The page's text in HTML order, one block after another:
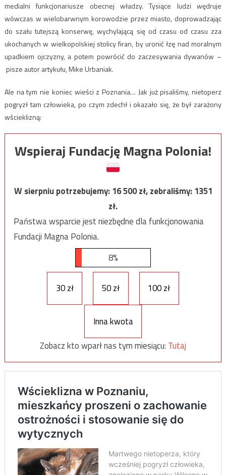
medialni funkcjonariusze obecnej władzy. Tysiące ludzi wędruje
wówczas w wielobarwnym korowodzie przez miasto, doprowadzając
do szału tutejszą konserwę, wychylającą się od czasu od czasu zza
ukochanych w wielkopolskiej stolicy firan, by uronić łzę nad moralnym
upadkiem ojczyzny, a potem powrócić do zaczesywania dywanów –
pisze autor artykułu, Mike Urbaniak.
Ale na tym nie koniec wieści z Poznania… Jak już pisaliśmy, nietoperz
pogryzł tam człowieka, po czym zdechł i okazało się, że był zarażony
wścieklizną:
Wspieraj Fundację Magna Polonia!
W sierpniu potrzebujemy:16 500zł, zebraliśmy:1351
zł.
Państwa wsparcie jest niezbędne dla funkcjonowania
Fundacji Magna Polonia.
8%
30 zł 50 zł 100 zł
Inna kwota
Zobacz kto wparł nas tym miesiącu: Tutaj